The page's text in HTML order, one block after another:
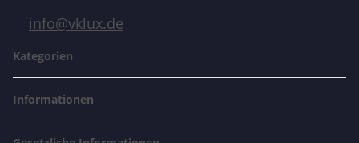
info@vklux.de
Kategorien
Informationen